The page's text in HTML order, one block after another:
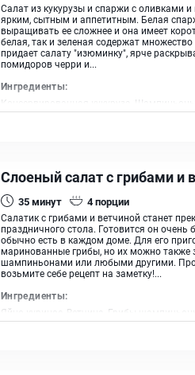
Салат из кукурузы и спаржи с оливками
ярким, сытным и аппетитным. Белая
выращивать ее сложнее и она имеет
белая, так и зеленая содержат
придает салату "изюминку", ярче
помидоров черри и...
Ингредиенты:
Консервированная кукуруза,
Слоеный салат с грибами и
35минут 4порции
Салатик с грибами и ветчиной станет
праздничного стола. Готовится он очень
обычно есть в каждом доме. Для его
маринованные грибы, но их можно
шампиньонами или любыми другими.
возьмите себе рецепт на заметку!...
Ингредиенты:
Яйцо куриное, Ветчина, Грибы